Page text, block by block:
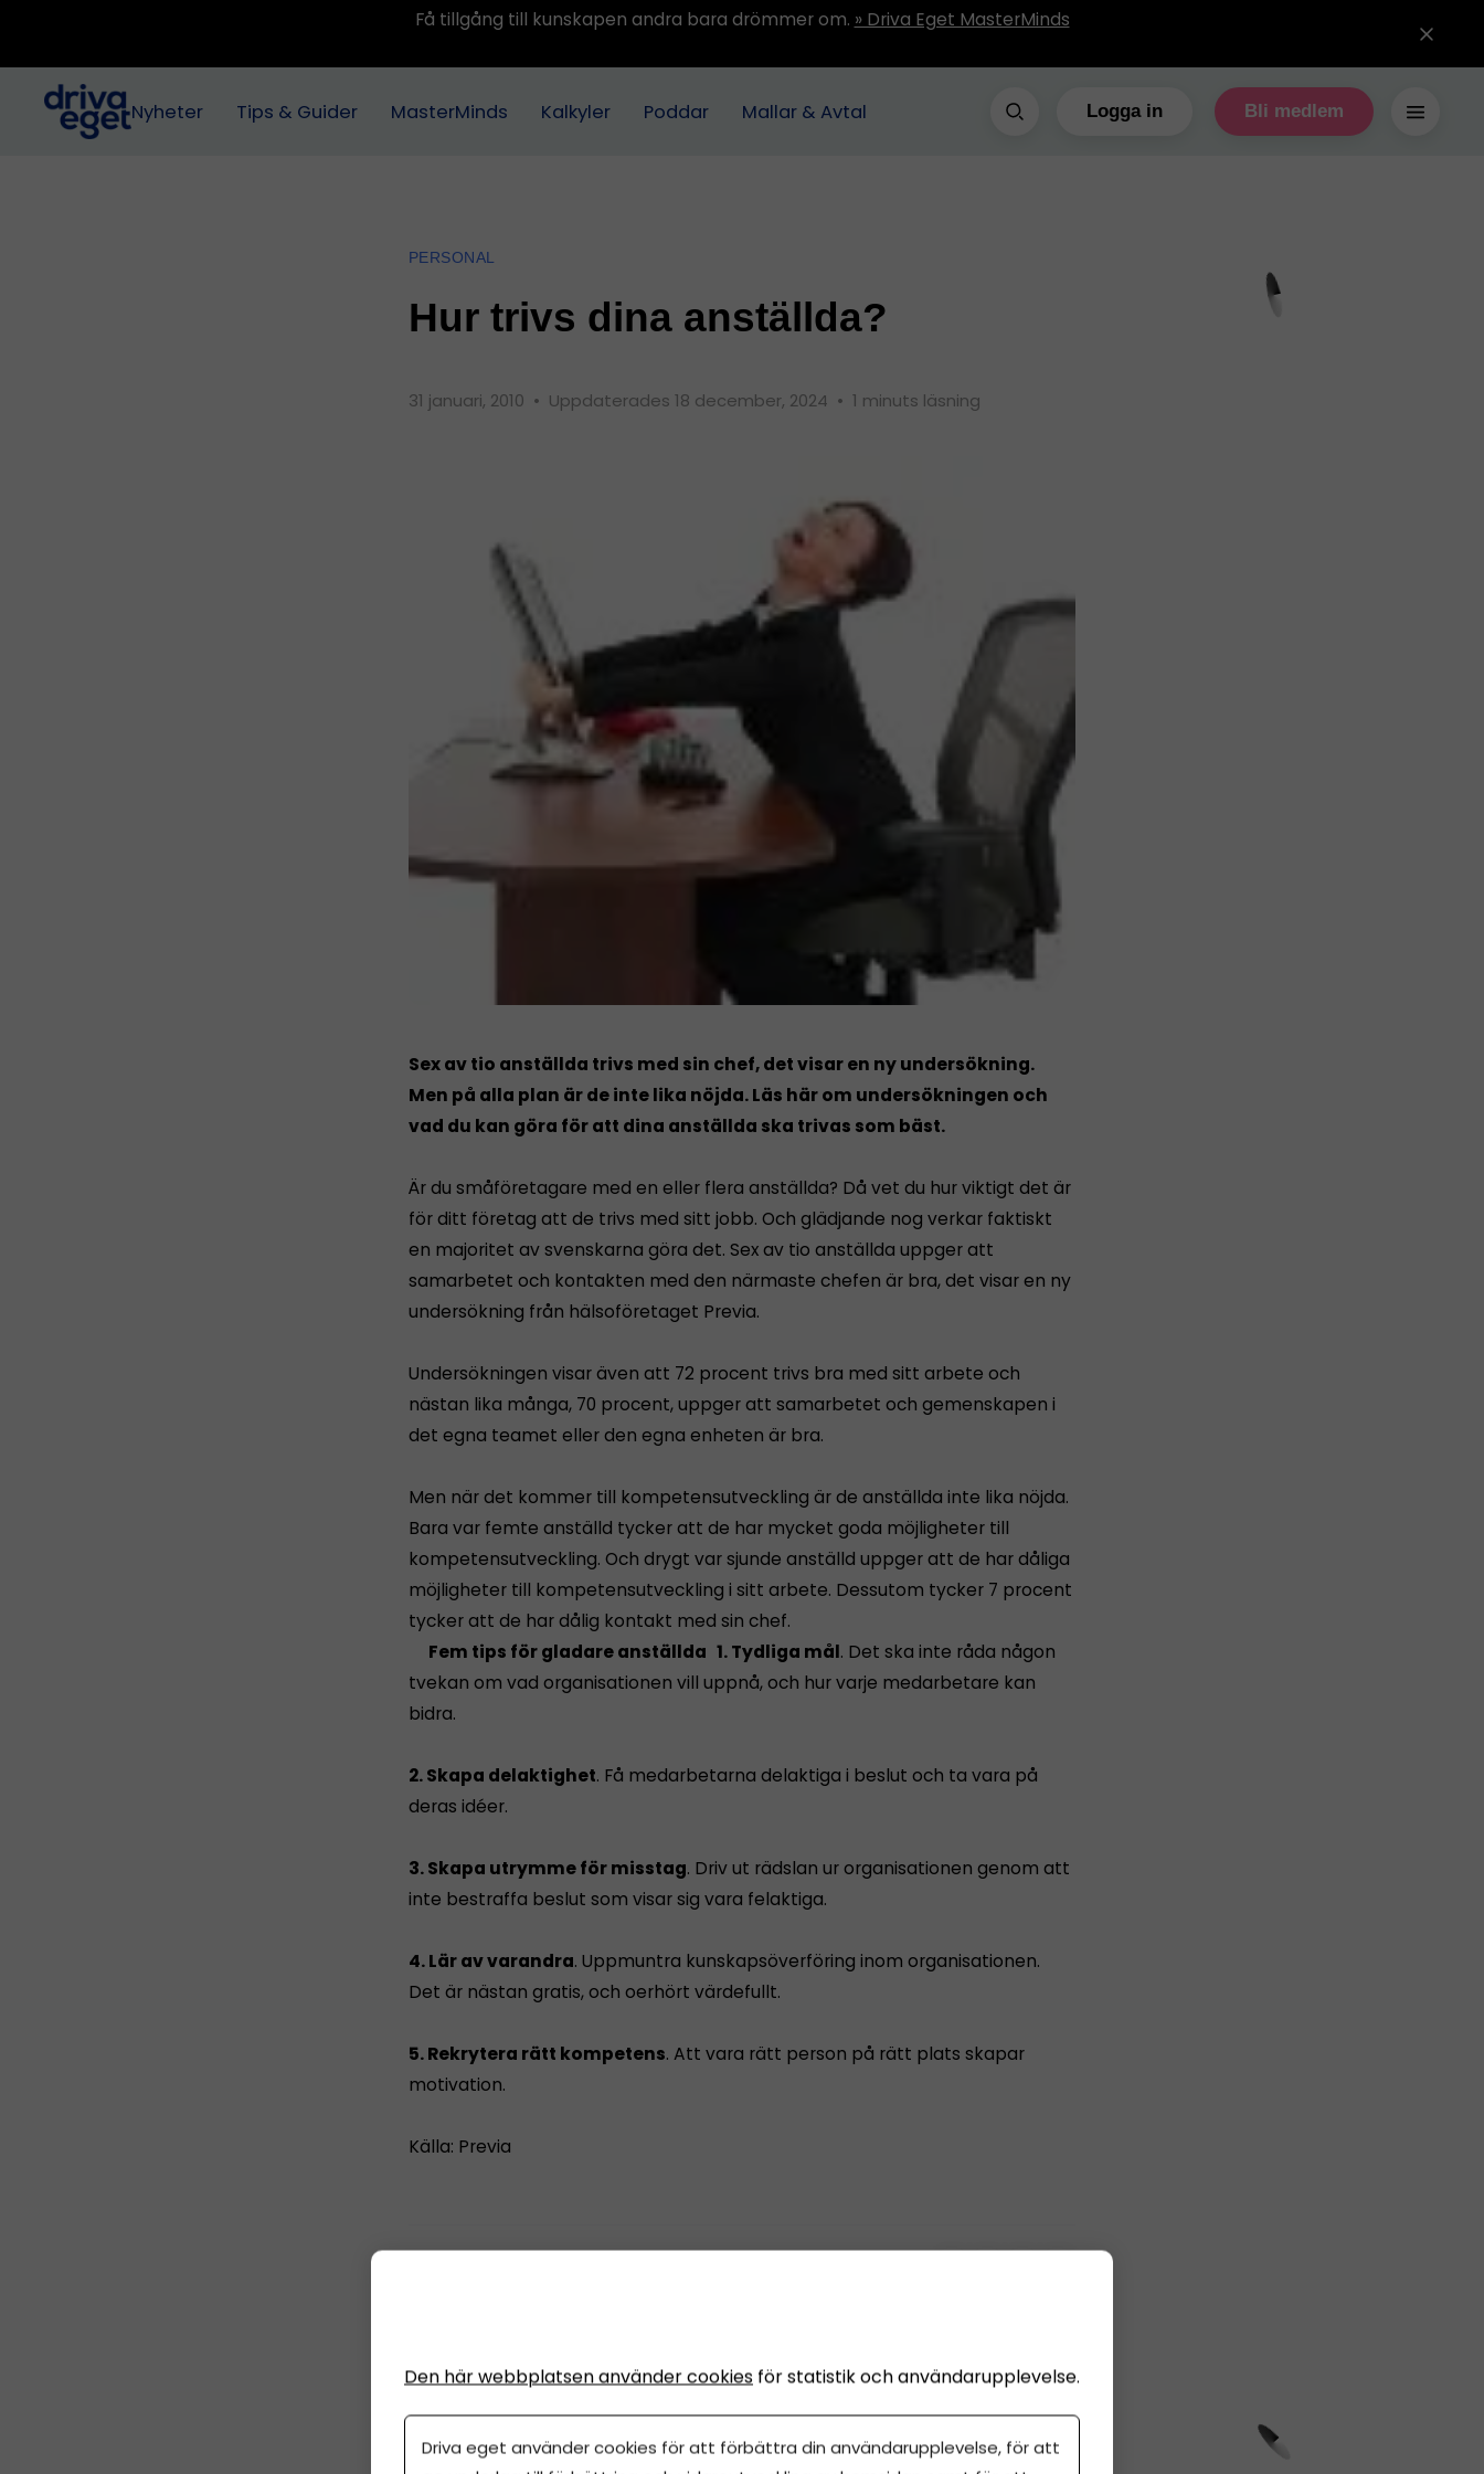
Få tillgång till kunskapen andra bara drömmer om. » Driva Eget MasterMinds
Nyheter Tips & Guider MasterMinds Kalkyler Poddar Mallar & Avtal Logga in Bli medlem
PERSONAL
Hur trivs dina anställda?
31 januari, 2010 • Uppdaterades 18 december, 2024 • 1 minuts läsning
Sex av tio anställda trivs med sin chef, det visar en ny undersökning.
Men på alla plan är de inte lika nöjda. Läs här om undersökningen och
vad du kan göra för att dina anställda ska trivas som bäst.
Är du småföretagare med en eller flera anställda? Då vet du hur viktigt det är
för ditt företag att de trivs med sitt jobb. Och glädjande nog verkar faktiskt
en majoritet av svenskarna göra det. Sex av tio anställda uppger att
samarbetet och kontakten med den närmaste chefen är bra, det visar en ny
undersökning från hälsoföretaget Previa.
Undersökningen visar även att 72 procent trivs bra med sitt arbete och
nästan lika många, 70 procent, uppger att samarbetet och gemenskapen i
det egna teamet eller den egna enheten är bra.
Men när det kommer till kompetensutveckling är de anställda inte lika nöjda.
Bara var femte anställd tycker att de har mycket goda möjligheter till
kompetensutveckling. Och drygt var sjunde anställd uppger att de har dåliga
möjligheter till kompetensutveckling i sitt arbete. Dessutom tycker 7 procent
tycker att de har dålig kontakt med sin chef.
Fem tips för gladare anställda 1. Tydliga mål. Det ska inte råda någon
tvekan om vad organisationen vill uppnå, och hur varje medarbetare kan
bidra.
2. Skapa delaktighet. Få medarbetarna delaktiga i beslut och ta vara på
deras idéer.
3. Skapa utrymme för misstag. Driv ut rädslan ur organisationen genom att
inte bestraffa beslut som visar sig vara felaktiga.
4. Lär av varandra. Uppmuntra kunskapsöverföring inom organisationen.
Det är nästan gratis, och oerhört värdefullt.
5. Rekrytera rätt kompetens. Att vara rätt person på rätt plats skapar
motivation.
Källa: Previa
ANNONS Innehåll frånÅrsredovisning Online
Den här webbplatsen använder cookies för statistik och användarupplevelse.
Driva eget använder cookies för att förbättra din användarupplevelse, för att